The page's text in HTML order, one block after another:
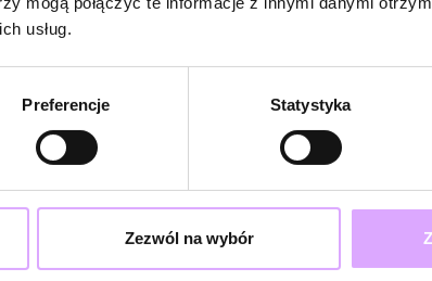
usług.
Preferencje Statystyka
Zezwól na wybór
Zobacz inne
Jeszcze
W
promocjami!